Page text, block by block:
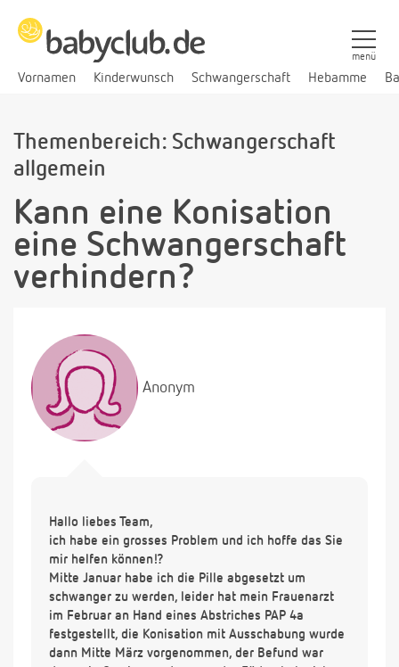
Vornamen Kinderwunsch Schwangerschaft Hebamme
menü
Themenbereich: Schwangerschaft
allgemein
Kann eine Konisation
eine Schwangerschaft
verhindern?
Anonym
Hallo liebes Team,
ich habe ein grosses Problem und ich hoffe das Sie
mir helfen können!?
Mitte Januar habe ich die Pille abgesetzt um
schwanger zu werden, leider hat mein Frauenarzt
im Februar an Hand eines Abstriches PAP 4a
festgestellt, die Konisation mit Ausschabung wurde
dann Mitte März vorgenommen, der Befund war